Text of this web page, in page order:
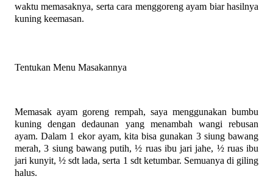
waktu memasaknya, serta cara menggoreng ayam biar hasilnya
kuning keemasan.
Tentukan Menu Masakannya
Memasak ayam goreng rempah, saya menggunakan bumbu
kuning dengan dedaunan yang menambah wangi rebusan
ayam. Dalam 1 ekor ayam, kita bisa gunakan 3 siung bawang
merah, 3 siung bawang putih, ½ ruas ibu jari jahe, ½ ruas ibu
jari kunyit, ½ sdt lada, serta 1 sdt ketumbar. Semuanya di giling
halus.